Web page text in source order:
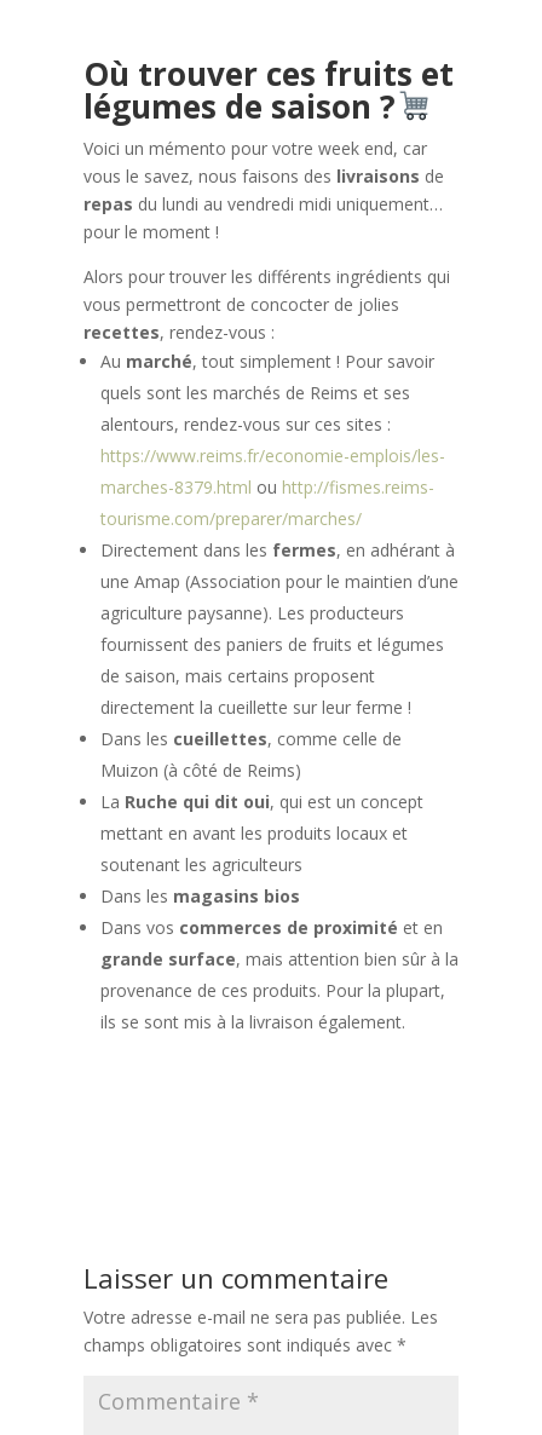
Où trouver ces fruits et
légumes de saison ?
Voici un mémento pour votre week end, car
vous le savez, nous faisons des livraisons de
repas du lundi au vendredi midi uniquement…
pour le moment !
Alors pour trouver les différents ingrédients qui
vous permettront de concocter de jolies
recettes, rendez-vous :
Au marché, tout simplement ! Pour savoir
quels sont les marchés de Reims et ses
alentours, rendez-vous sur ces sites :
https://www.reims.fr/economie-emplois/les-
marches-8379.html ou http://fismes.reims-
tourisme.com/preparer/marches/
Directement dans les fermes, en adhérant à
une Amap (Association pour le maintien d’une
agriculture paysanne). Les producteurs
fournissent des paniers de fruits et légumes
de saison, mais certains proposent
directement la cueillette sur leur ferme !
Dans les cueillettes, comme celle de
Muizon (à côté de Reims)
La Ruche qui dit oui, qui est un concept
mettant en avant les produits locaux et
soutenant les agriculteurs
Dans les magasins bios
Dans vos commerces de proximité et en
grande surface, mais attention bien sûr à la
provenance de ces produits. Pour la plupart,
ils se sont mis à la livraison également.
Laisser un commentaire
Votre adresse e-mail ne sera pas publiée. Les
champs obligatoires sont indiqués avec *